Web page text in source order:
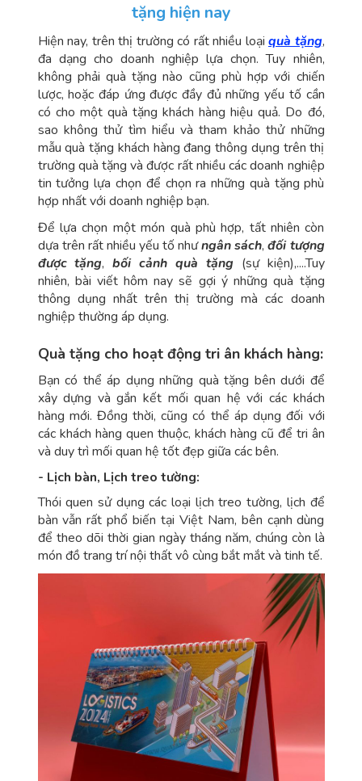
tặng hiện nay
Hiện nay, trên thị trường có rất nhiều loại quà tặng,
đa dạng cho doanh nghiệp lựa chọn. Tuy nhiên,
không phải quà tặng nào cũng phù hợp với chiến
lược, hoặc đáp ứng được đầy đủ những yếu tố cần
có cho một quà tặng khách hàng hiệu quả. Do đó,
sao không thử tìm hiểu và tham khảo thử những
mẫu quà tặng khách hàng đang thông dụng trên thị
trường quà tặng và được rất nhiều các doanh nghiệp
tin tưởng lựa chọn để chọn ra những quà tặng phù
hợp nhất với doanh nghiệp bạn.
Để lựa chọn một món quà phù hợp, tất nhiên còn
dựa trên rất nhiều yếu tố nhưngân sách,đối tượng
được tặng,bối cảnh quà tặng (sự kiện),....Tuy
nhiên, bài viết hôm nay sẽ gợi ý những quà tặng
thông dụng nhất trên thị trường mà các doanh
nghiệp thường áp dụng.
Quà tặng cho hoạt động tri ân khách hàng:
Bạn có thể áp dụng những quà tặng bên dưới để
xây dựng và gắn kết mối quan hệ với các khách
hàng mới. Đồng thời, cũng có thể áp dụng đối với
các khách hàng quen thuộc, khách hàng cũ để tri ân
và duy trì mối quan hệ tốt đẹp giữa các bên.
- Lịch bàn, Lịch treo tường:
Thói quen sử dụng các loại lịch treo tường, lịch để
bàn vẫn rất phổ biến tại Việt Nam, bên cạnh dùng
để theo dõi thời gian ngày tháng năm, chúng còn là
món đồ trang trí nội thất vô cùng bắt mắt và tinh tế.